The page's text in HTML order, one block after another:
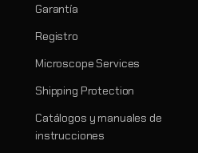
Garantía
Registro
Microscope Services
Shipping Protection
Catálogos y manuales de
instrucciones